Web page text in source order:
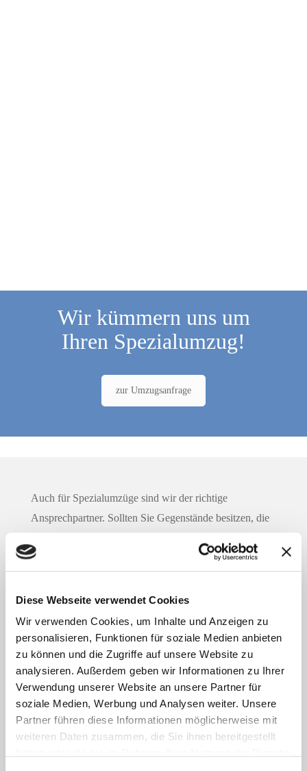
Diese Webseite verwendet Cookies
Wir verwenden Cookies, um Inhalte und Anzeigen zu
personalisieren, Funktionen für soziale Medien anbieten
zu können und die Zugriffe auf unsere Website zu
analysieren. Außerdem geben wir Informationen zu Ihrer
Verwendung unserer Website an unsere Partner für
soziale Medien, Werbung und Analysen weiter. Unsere
Partner führen diese Informationen möglicherweise mit
weiteren Daten zusammen, die Sie ihnen bereitgestellt
Wir kümmern uns um
Ihren Spezialumzug!
zur Umzugsanfrage
Auch für Spezialumzüge sind wir der richtige
Ansprechpartner. Sollten Sie Gegenstände besitzen, die
kostbar sind, wie beispielsweise
Klaviere, Tresore,
etc., dann können wir Ihnen dabei problemlos behilflich
sein. Sollten Ihre Gegenstände eine spezielle
Verpackung oder eine besondere Vorbehandlung
benötigen, kümmern wir uns selbstverständlich auch
darum.